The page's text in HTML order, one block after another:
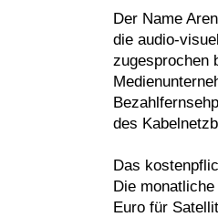
Der Name
die audio-
zugesprochen
des
Das
Die
Euro für